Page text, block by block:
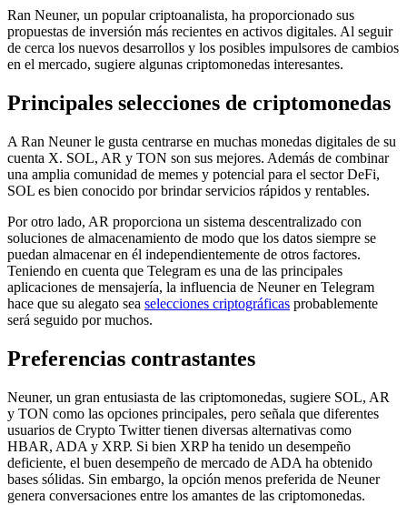
Ran Neuner, un popular criptoanalista, ha proporcionado sus
propuestas de inversión más recientes en activos digitales. Al seguir
de cerca los nuevos desarrollos y los posibles impulsores de cambios
en el mercado, sugiere algunas criptomonedas interesantes.
Principales selecciones de criptomonedas
A Ran Neuner le gusta centrarse en muchas monedas digitales de su
cuenta X. SOL, AR y TON son sus mejores. Además de combinar
una amplia comunidad de memes y potencial para el sector DeFi,
SOL es bien conocido por brindar servicios rápidos y rentables.
Por otro lado, AR proporciona un sistema descentralizado con
soluciones de almacenamiento de modo que los datos siempre se
puedan almacenar en él independientemente de otros factores.
Teniendo en cuenta que Telegram es una de las principales
aplicaciones de mensajería, la influencia de Neuner en Telegram
hace que su alegato sea selecciones criptográficas probablemente
será seguido por muchos.
Preferencias contrastantes
Neuner, un gran entusiasta de las criptomonedas, sugiere SOL, AR
y TON como las opciones principales, pero señala que diferentes
usuarios de Crypto Twitter tienen diversas alternativas como
HBAR, ADA y XRP. Si bien XRP ha tenido un desempeño
deficiente, el buen desempeño de mercado de ADA ha obtenido
bases sólidas. Sin embargo, la opción menos preferida de Neuner
genera conversaciones entre los amantes de las criptomonedas.